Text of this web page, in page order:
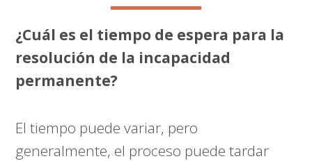
¿Cuál es el tiempo de espera para la
resolución de la incapacidad
permanente?
El tiempo puede variar, pero
generalmente, el proceso puede tardar